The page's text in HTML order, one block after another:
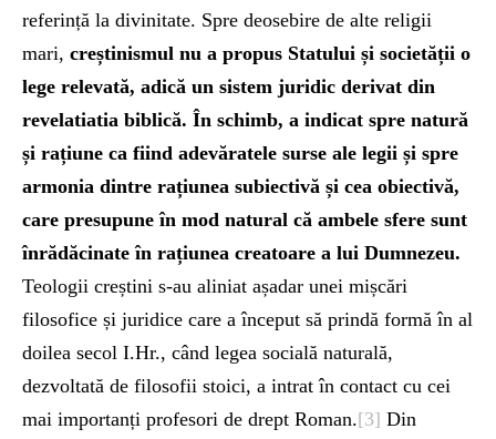
referință la divinitate. Spre deosebire de alte religii
mari, creștinismul nu a propus Statului și societății o
lege relevată, adică un sistem juridic derivat din
revelatiatia biblică. În schimb, a indicat spre natură
și rațiune ca fiind adevăratele surse ale legii și spre
armonia dintre rațiunea subiectivă și cea obiectivă,
care presupune în mod natural că ambele sfere sunt
înrădăcinate în rațiunea creatoare a lui Dumnezeu.
Teologii creștini s-au aliniat așadar unei mișcări
filosofice și juridice care a început să prindă formă în al
doilea secol I.Hr., când legea socială naturală,
dezvoltată de filosofii stoici, a intrat în contact cu cei
mai importanți profesori de drept Roman.[3] Din